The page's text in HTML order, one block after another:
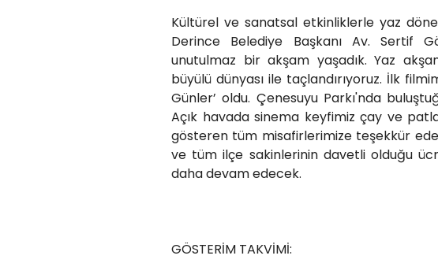
Kültürel ve sanatsal etkinliklerle yaz
Derince Belediye Başkanı Av. Sertif
unutulmaz bir akşam yaşadık. Yaz
büyülü dünyası ile taçlandırıyoruz. İlk
Günler’ oldu. Çenesuyu Parkı'nda
Açık havada sinema keyfimiz çay ve
gösteren tüm misafirlerimize teşekkür
ve tüm ilçe sakinlerinin davetli olduğu
daha devam edecek.
GÖSTERİM TAKVİMİ: